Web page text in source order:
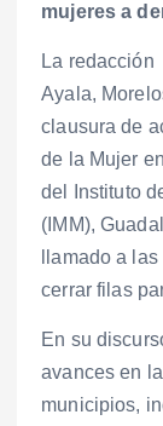
mujeres a
La redacción
Ayala,
clausura de
de la Mujer
del Instituto
(IMM),
llamado a
cerrar filas
En su
avances en
municipios,